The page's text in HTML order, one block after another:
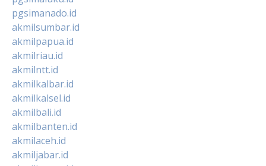
pgsimanado.id
akmilsumbar.id
akmilpapua.id
akmilriau.id
akmilntt.id
akmilkalbar.id
akmilkalsel.id
akmilbali.id
akmilbanten.id
akmilaceh.id
akmiljabar.id